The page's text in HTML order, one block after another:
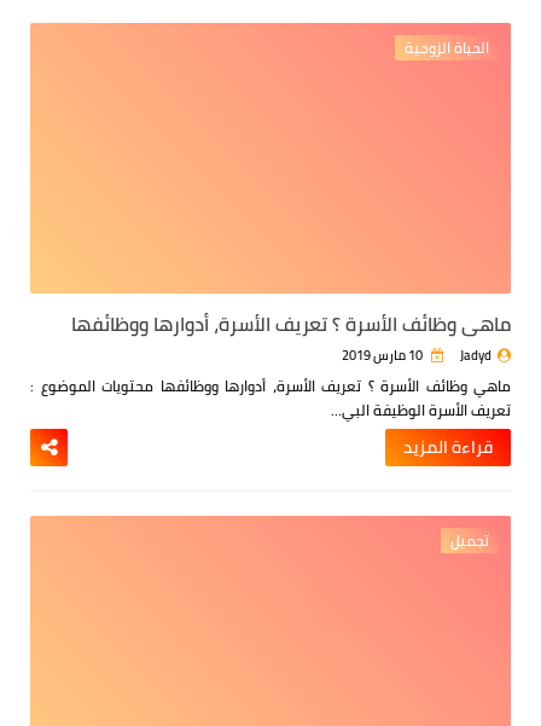
الحياة الزوجية
ماهي وظائف الأسرة ؟ تعريف الأسرة، أدوارها ووظائفها
Jadyd
ماهي وظائف الأسرة ؟ تعريف الأسرة، أدوارها ووظائفها محتويات الموضوع :
تعريف الأسرة الوظيفة البي…
قراءة المزيد
تجميل